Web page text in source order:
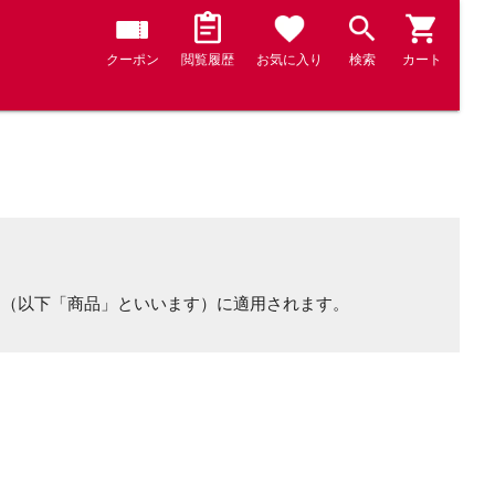
クーポン 閲覧履歴 お気に入り 検索 カート
以下「商品」といいます）に適用されます。